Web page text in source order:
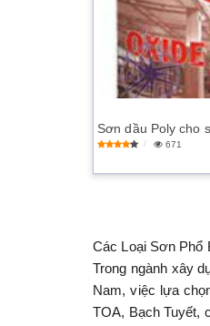
Sơn dầu Poly cho
671
Các Loại Sơn Phổ
Trong ngành xây
Nam, việc lựa
TOA, Bạch Tuyết,